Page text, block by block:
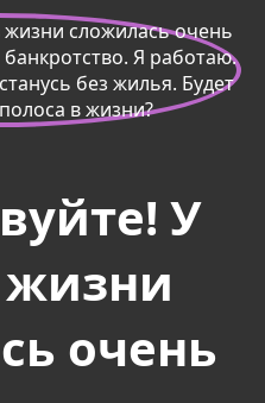
У
очень